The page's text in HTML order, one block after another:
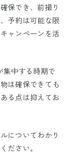
保でき、前撮り
予約は可能な限
ャンペーンを活
集中する時期で
は確保できても
る点は抑えてお
についてわかり
ださい。